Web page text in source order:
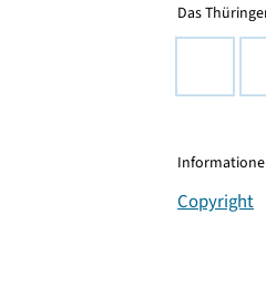
Das
Copyright